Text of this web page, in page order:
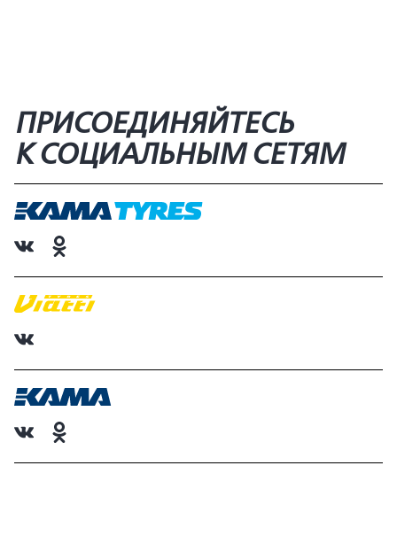
ПРИСОЕДИНЯЙТЕСЬ
К СОЦИАЛЬНЫМ СЕТЯМ